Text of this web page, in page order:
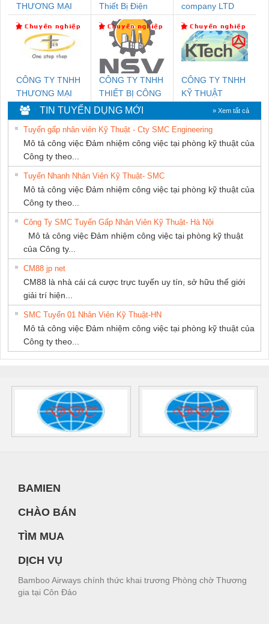
THƯƠNG MẠI
THUẬT ĐIỆN CƠ
GIA HƯNG PHÁT
Thiết Bị Điện
Nam Quốc Thịnh
company LTD
CÔNG TY TNHH
THƯƠNG MẠI
THIÊN ÂN VIỆT
NAM
CÔNG TY TNHH
THIẾT BỊ CÔNG
NGHIỆP NIHON
SETSUBI VIỆT
NAM
CÔNG TY TNHH
KỸ THUẬT
KTECH VIỆT
NAM
TIN TUYỂN DỤNG MỚI » Xem tất cả
Tuyển gấp nhân viên Kỹ Thuật - Cty SMC Engineering
Mô tả công việc Đảm nhiệm công việc tại phòng kỹ thuật của
Công ty theo...
Tuyển Nhanh Nhân Viên Kỹ Thuật- SMC
Mô tả công việc Đảm nhiệm công việc tại phòng kỹ thuật của
Công ty theo...
Công Ty SMC Tuyển Gấp Nhân Viên Kỹ Thuật- Hà Nội
Mô tả công việc Đảm nhiệm công việc tại phòng kỹ thuật
của Công ty...
CM88 jp net
CM88 là nhà cái cá cược trực tuyến uy tín, sở hữu thế giới
giải trí hiện...
SMC Tuyển 01 Nhân Viên Kỹ Thuật-HN
Mô tả công việc Đảm nhiệm công việc tại phòng kỹ thuật của
Công ty theo...
BAMIEN
CHÀO BÁN
TÌM MUA
DỊCH VỤ
Bamboo Airways chính thức khai trương Phòng chờ Thương
gia tại Côn Đảo